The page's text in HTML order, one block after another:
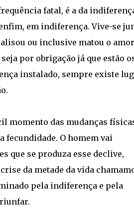
fatal, é a da
em indiferença. Vive-se
ou inclusive matou o
por obrigação já que estão
instalado, sempre existe
momento das mudanças
fecundidade. O homem vai
que se produza esse declive,
da metade da vida
pela indiferença e pela